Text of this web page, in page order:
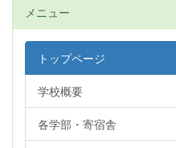
メニュー
トップページ
学校概要
各学部・寄宿舎